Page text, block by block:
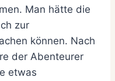
Man hätte die
zur
können. Nach
der Abenteurer
etwas